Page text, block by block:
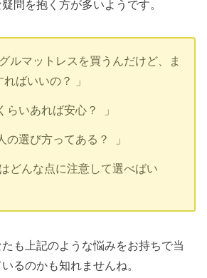
問を抱く方が多いようです。
ルマットレスを買うんだけど、ま
ばいいの？ 」
らいあれば安心？ 」
の選び方ってある？ 」
どんな点に注意して選べばい
も上記のような悩みをお持ちで当
るのかも知れませんね。